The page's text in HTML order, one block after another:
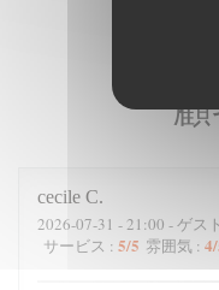
cecile C
2026-07-31 - 21:00 - ゲス
サービス : 5/5 雰囲気 : 4